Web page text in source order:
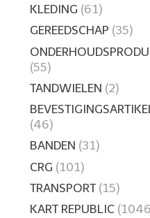
KLEDING (61)
GEREEDSCHAP (35)
(55)
TANDWIELEN (2)
(46)
BANDEN (31)
CRG (101)
TRANSPORT (15)
KART REPUBLIC